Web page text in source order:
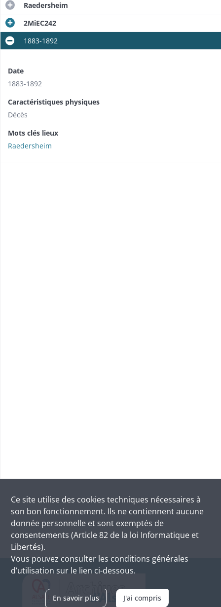
Raedersheim
2MiEC242
1883-1892
Date
1883-1892
Caractéristiques physiques
Décès
Mots clés lieux
Raedersheim
Ce site utilise des cookies techniques nécessaires à
son bon fonctionnement. Ils ne contiennent aucune
donnée personnelle et sont exemptés de
consentements (Article 82 de la loi Informatique et
Libertés).
Vous pouvez consulter les conditions générales
d’utilisation sur le lien ci-dessous.
En savoir plus J'ai compris